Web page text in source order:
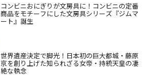
コンビニおにぎりが文房具に！コンビニの定番
商品をモチーフにした文房具シリーズ『ジムマ
ート』誕生
世界遺産決定で脚光！日本初の巨大都城・藤原
京を創り上げた知られざる女帝・持統天皇の凄
絶な執念